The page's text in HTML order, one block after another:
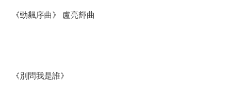
《勁飆序曲》 盧亮輝曲
《別問我是誰》